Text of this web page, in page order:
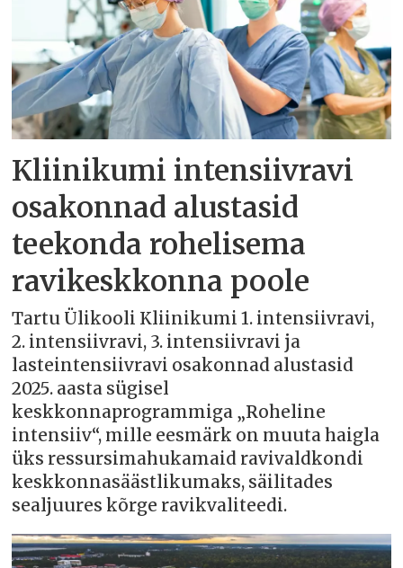
Kliinikumi intensiivravi
osakonnad alustasid
teekonda rohelisema
ravikeskkonna poole
Tartu Ülikooli Kliinikumi 1. intensiivravi,
2. intensiivravi, 3. intensiivravi ja
lasteintensiivravi osakonnad alustasid
2025. aasta sügisel
keskkonnaprogrammiga „Roheline
intensiiv“, mille eesmärk on muuta haigla
üks ressursimahukamaid ravivaldkondi
keskkonnasäästlikumaks, säilitades
sealjuures kõrge ravikvaliteedi.